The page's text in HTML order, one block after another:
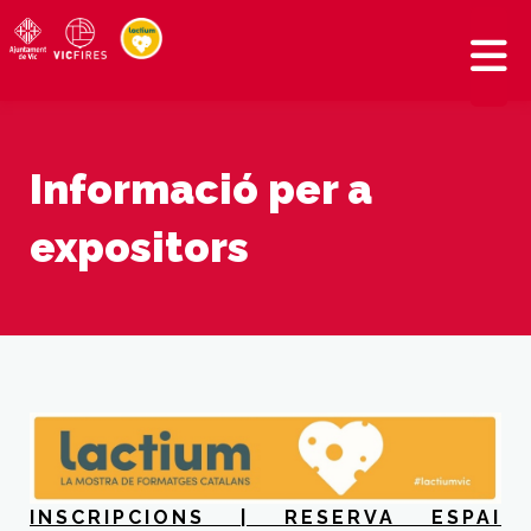
Informació per a
expositors
INSCRIPCIONS | RESERVA ESPAI